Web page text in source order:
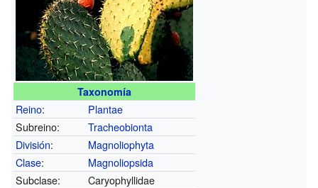
Taxonomía
Reino:
Plantae
Subreino:
Tracheobionta
División:
Magnoliophyta
Clase:
Magnoliopsida
Subclase:
Caryophyllidae